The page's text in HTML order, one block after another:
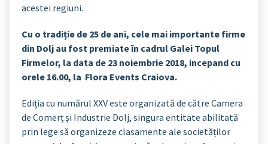
acestei regiuni.
Cu o tradiție de 25 de ani, cele mai importante firme
din Dolj au fost premiate în cadrul Galei Topul
Firmelor, la data de 23 noiembrie 2018, incepand cu
orele 16.00, la Flora Events Craiova.
Ediția cu numărul XXV este organizată de către Camera
de Comerț și Industrie Dolj, singura entitate abilitată
prin lege să organizeze clasamente ale societăților